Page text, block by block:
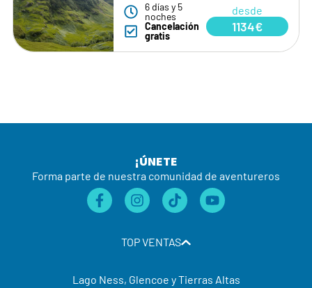
6 días y 5
noches
Cancelación
gratis
desde
1134€
¡ÚNETE
Forma parte de nuestra comunidad de aventureros
TOP VENTAS
Lago Ness, Glencoe y Tierras Altas